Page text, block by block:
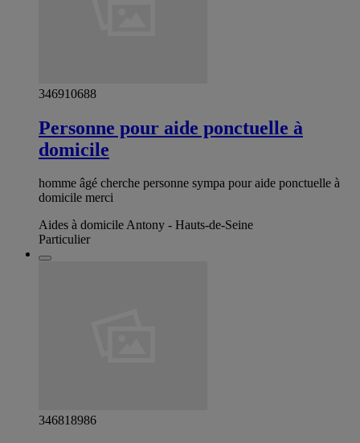
346910688
Personne pour aide ponctuelle à
domicile
homme âgé cherche personne sympa pour aide ponctuelle à
domicile merci
Aides à domicile Antony - Hauts-de-Seine
Particulier
346818986